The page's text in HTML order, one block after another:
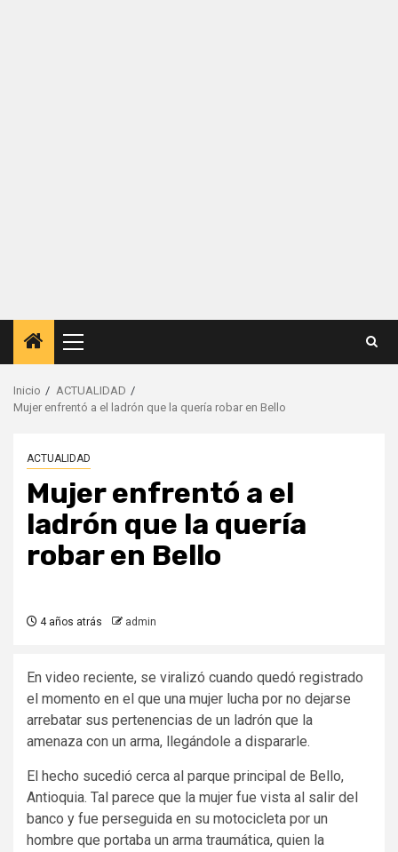
Menú
principal
Inicio
ACTUALIDAD
Mujer enfrentó a el ladrón que la quería robar en Bello
ACTUALIDAD
Mujer enfrentó a el
ladrón que la quería
robar en Bello
4 años atrás admin
En video reciente, se viralizó cuando quedó registrado
el momento en el que una mujer lucha por no dejarse
arrebatar sus pertenencias de un ladrón que la
amenaza con un arma, llegándole a dispararle.
El hecho sucedió cerca al parque principal de Bello,
Antioquia. Tal parece que la mujer fue vista al salir del
banco y fue perseguida en su motocicleta por un
hombre que portaba un arma traumática, quien la